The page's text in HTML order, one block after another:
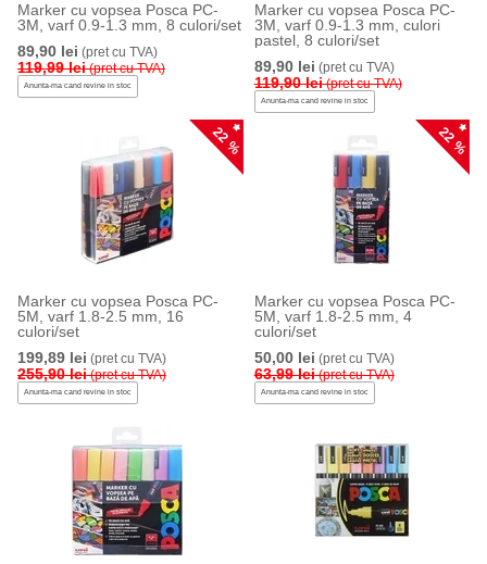
Marker cu vopsea Posca PC-
3M, varf 0.9-1.3 mm, 8 culori/set
89,90 lei (pret cu TVA)
119,99 lei(pret cu TVA)
Anunta-ma cand revine in stoc
Marker cu vopsea Posca PC-
3M, varf 0.9-1.3 mm, culori
pastel, 8 culori/set
89,90 lei (pret cu TVA)
119,90 lei(pret cu TVA)
Anunta-ma cand revine in stoc
22 %
Marker cu vopsea Posca PC-
5M, varf 1.8-2.5 mm, 16
culori/set
199,89 lei (pret cu TVA)
255,90 lei(pret cu TVA)
Anunta-ma cand revine in stoc
22 %
Marker cu vopsea Posca PC-
5M, varf 1.8-2.5 mm, 4
culori/set
50,00 lei (pret cu TVA)
63,99 lei(pret cu TVA)
Anunta-ma cand revine in stoc